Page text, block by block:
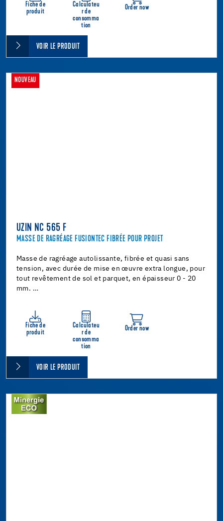
Fiche de
produit
Calculateu
r de
consomma
tion
Order now
VOIR LE PRODUIT
NOUVEAU
UZIN NC 565 F
MASSE DE RAGRÉAGE FUSIONTEC FIBRÉE POUR PROJET
Masse de ragréage autolissante, fibrée et quasi sans
tension, avec durée de mise en œuvre extra longue, pour
tout revêtement de sol et parquet, en épaisseur 0 - 20
mm. …
Fiche de
produit
Calculateu
r de
consomma
tion
Order now
VOIR LE PRODUIT